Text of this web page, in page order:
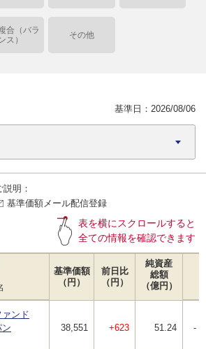
合（バラ
ス）
その他
基準日： 2026/08/06
明：
基準価額メール配信登録
表を横にスクロールすると
全ての情報を確認できます
基準価額
（円）
前日比
（円）
純資産
総額
（億円）
ンド
38,551 +623 51.24 -